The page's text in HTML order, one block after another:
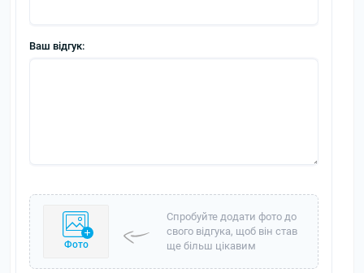
Ваш відгук:
Фото
Спробуйте додати фото до
свого відгука, щоб він став
ще більш цікавим